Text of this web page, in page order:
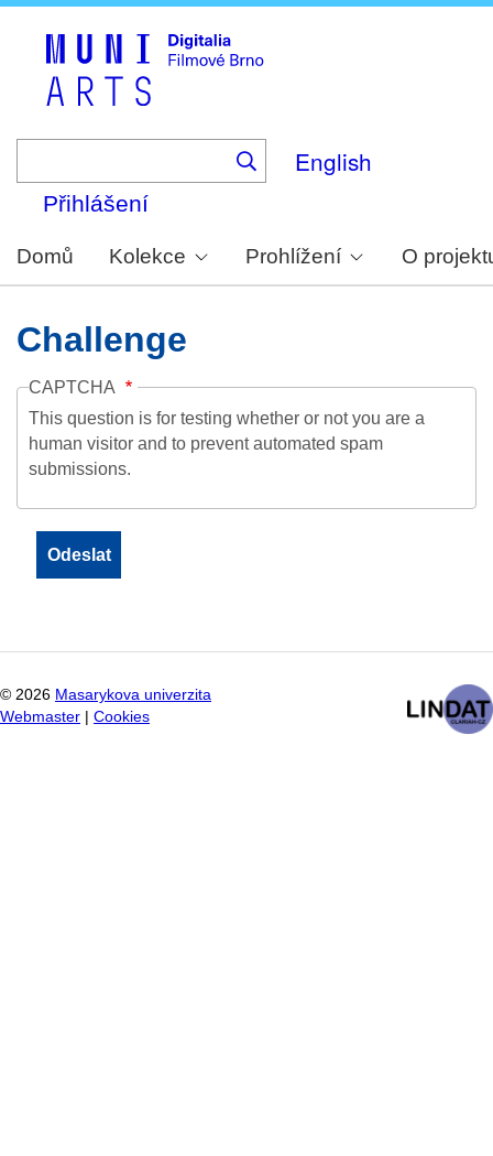
English
Přihlášení
Domů Kolekce Prohlížení O
Challenge
CAPTCHA
This question is for testing whether or not you are a
human visitor and to prevent automated spam
submissions.
© 2026 Masarykova univerzita
Webmaster
Cookies